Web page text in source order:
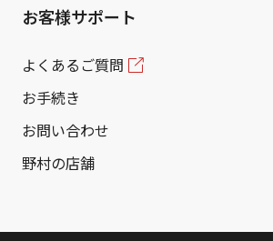
お客様サポート
よくあるご質問
お手続き
お問い合わせ
野村の店舗